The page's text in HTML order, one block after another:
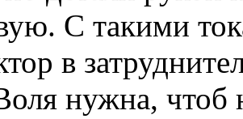
С такими
в
нужна, чтоб